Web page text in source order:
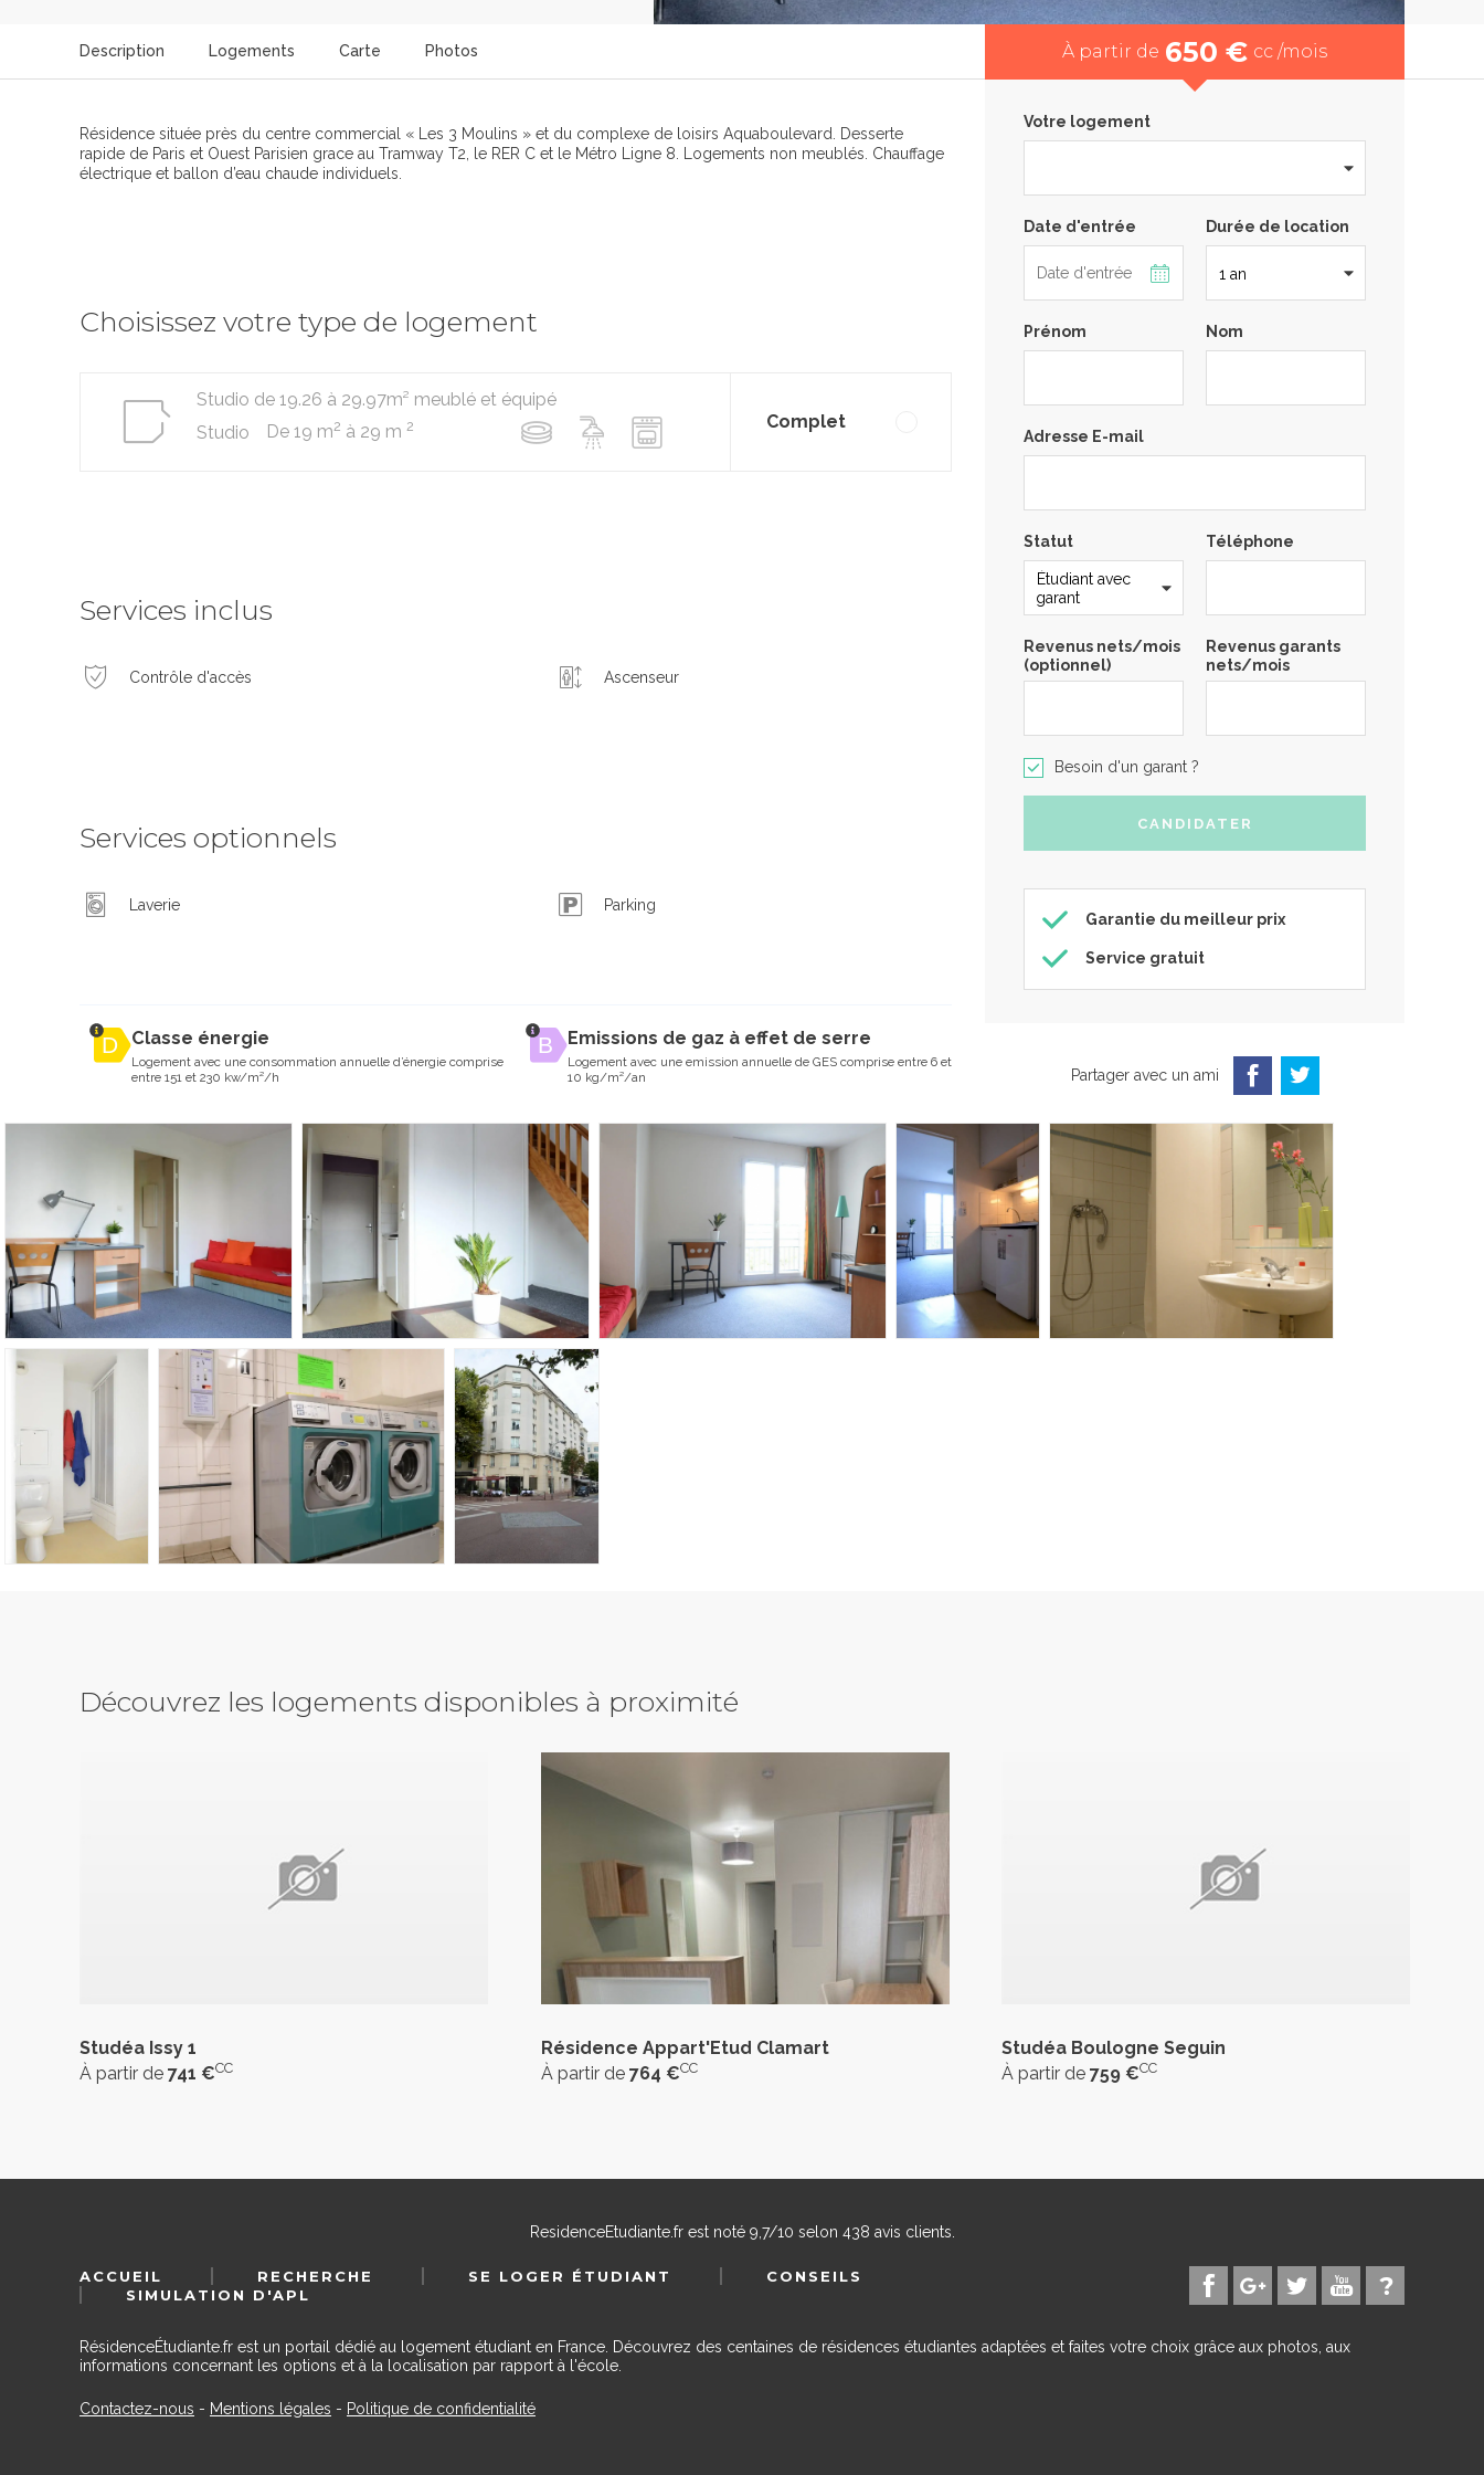
Description Logements Carte Photos
Résidence située près du centre commercial « Les 3 Moulins » et du complexe de loisirs Aquaboulevard. Desserte
rapide de Paris et Ouest Parisien grace au Tramway T2, le RER C et le Métro Ligne 8. Logements non meublés. Chauffage
électrique et ballon d’eau chaude individuels.
Choisissez votre type de logement
Studio de 19.26 à 29.97m² meublé et équipé
Studio
De 19 m2 à 29 m 2 Complet
Services inclus
Contrôle d'accès Ascenseur
Services optionnels
Laverie Parking
Classe énergie
Logement avec une consommation annuelle d’énergie comprise
entre 151 et 230 kw/m²/h
Emissions de gaz à effet de serre
Logement avec une emission annuelle de GES comprise entre 6 et
10 kg/m²/an
À partir de 650 € cc /mois
Votre logement
Date d'entrée Durée de location
Prénom Nom
Adresse E-mail
Statut Téléphone
Revenus nets/mois
(optionnel)
Revenus garants
nets/mois
Besoin d'un garant ?
Garantie du meilleur prix
Service gratuit
Partager avec un ami
Découvrez les logements disponibles à proximité
Studéa Issy 1
À partir de 741 €CC
Résidence Appart'Etud Clamart
À partir de 764 €CC
Studéa Boulogne Seguin
À partir de 759 €CC
ResidenceEtudiante.frest noté 9,7/10 selon 438 avis clients.
ACCUEIL RECHERCHE SE LOGER ÉTUDIANT
CONSEILS
SIMULATION D'APL
RésidenceÉtudiante.fr est un portail dédié au logement étudiant en France. Découvrez des centaines de résidences étudiantes adaptées et faites votre choix grâce aux photos, aux
informations concernant les options et à la localisation par rapport à l'école.
Contactez-nous - Mentions légales - Politique de confidentialité